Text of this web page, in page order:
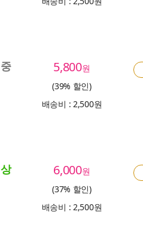
중 5,800원
(39% 할인)
배송비 : 2,500원
상 6,000원
(37% 할인)
배송비 : 2,500원